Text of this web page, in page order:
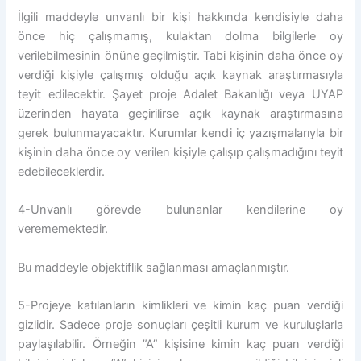
İlgili maddeyle unvanlı bir kişi hakkında kendisiyle daha
önce hiç çalışmamış, kulaktan dolma bilgilerle oy
verilebilmesinin önüne geçilmiştir. Tabi kişinin daha önce oy
verdiği kişiyle çalışmış olduğu açık kaynak araştırmasıyla
teyit edilecektir. Şayet proje Adalet Bakanlığı veya UYAP
üzerinden hayata geçirilirse açık kaynak araştırmasına
gerek bulunmayacaktır. Kurumlar kendi iç yazışmalarıyla bir
kişinin daha önce oy verilen kişiyle çalışıp çalışmadığını teyit
edebileceklerdir.
4-Unvanlı görevde bulunanlar kendilerine oy
verememektedir.
Bu maddeyle objektiflik sağlanması amaçlanmıştır.
5-Projeye katılanların kimlikleri ve kimin kaç puan verdiği
gizlidir. Sadece proje sonuçları çeşitli kurum ve kuruluşlarla
paylaşılabilir. Örneğin ”A” kişisine kimin kaç puan verdiği